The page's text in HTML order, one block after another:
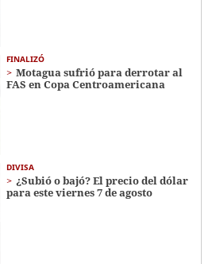
FINALIZÓ
Motagua sufrió para derrotar al
FAS en Copa Centroamericana
DIVISA
¿Subió o bajó? El precio del dólar
para este viernes 7 de agosto